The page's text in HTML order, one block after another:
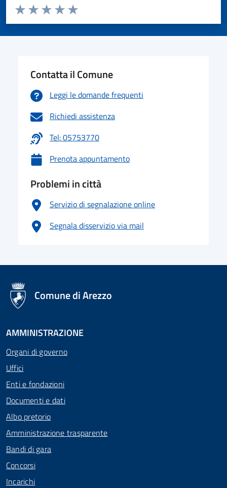
Valuta da 1 a 5 stelle la pagina
Valuta 5 stelle su 5
Valuta 4 stelle su 5
Valuta 3 stelle su 5
Valuta 2 stelle su 5
Valuta 1 stelle su 5
Contatta il Comune
Leggi le domande frequenti
Richiedi assistenza
Tel: 05753770
Prenota appuntamento
Problemi in città
Servizio di segnalazione online
Segnala disservizio via mail
logo Unione Europea
Comune di Arezzo
AMMINISTRAZIONE
Organi di governo
Uffici
Enti e fondazioni
Documenti e dati
Albo pretorio
Amministrazione trasparente
Bandi di gara
Concorsi
Incarichi